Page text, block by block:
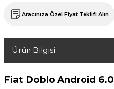
Aracınıza Özel Fiyat Teklifi Alın
Ürün Bilgisi
Fiat Doblo Android 6.0